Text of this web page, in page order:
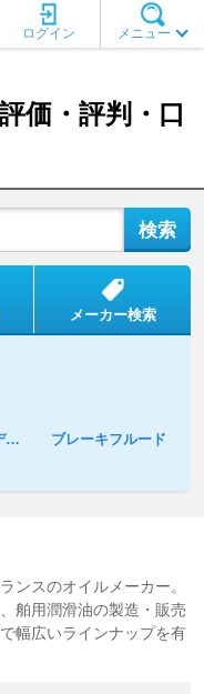
メニュー
ログイン
価・評判・口
メーカー検索
ギアオイル／ミッションオイル／ATF／デフオイル
ブレーキフルード
ンスのオイルメーカー。
舶用潤滑油の製造・販売
幅広いラインナップを有